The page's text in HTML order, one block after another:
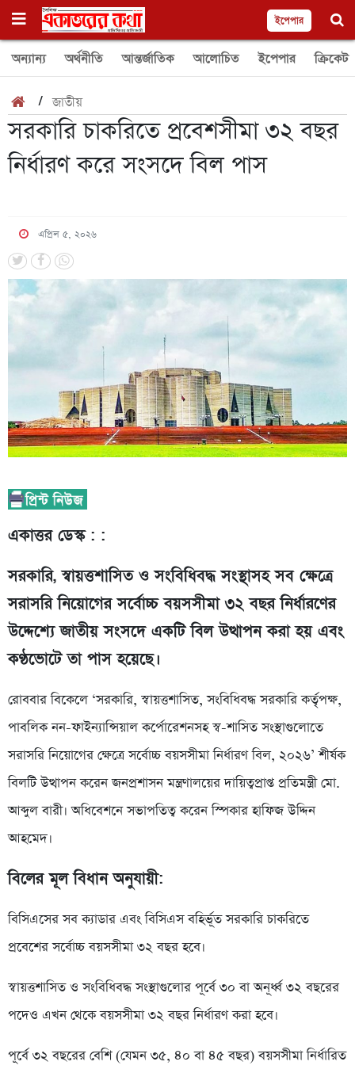
ইপেপার
অন্যান্য অর্থনীতি আন্তর্জাতিক আলোচিত ইপেপার ক্রিকেট
/জাতীয়
সরকারি চাকরিতে প্রবেশসীমা ৩২ বছর
নির্ধারণ করে সংসদে বিল পাস
এপ্রিল ৫, ২০২৬
একাত্তর ডেস্ক : :
সরকারি, স্বায়ত্তশাসিত ও সংবিধিবদ্ধ সংস্থাসহ সব ক্ষেত্রে
সরাসরি নিয়োগের সর্বোচ্চ বয়সসীমা ৩২ বছর নির্ধারণের
উদ্দেশ্যে জাতীয় সংসদে একটি বিল উত্থাপন করা হয় এবং
কণ্ঠভোটে তা পাস হয়েছে।
রোববার বিকেলে ‘সরকারি, স্বায়ত্তশাসিত, সংবিধিবদ্ধ সরকারি কর্তৃপক্ষ,
পাবলিক নন-ফাইন্যান্সিয়াল কর্পোরেশনসহ স্ব-শাসিত সংস্থাগুলোতে
সরাসরি নিয়োগের ক্ষেত্রে সর্বোচ্চ বয়সসীমা নির্ধারণ বিল, ২০২৬’ শীর্ষক
বিলটি উত্থাপন করেন জনপ্রশাসন মন্ত্রণালয়ের দায়িত্বপ্রাপ্ত প্রতিমন্ত্রী মো.
আব্দুল বারী। অধিবেশনে সভাপতিত্ব করেন স্পিকার হাফিজ উদ্দিন
আহমেদ।
বিলের মূল বিধান অনুযায়ী:
বিসিএসের সব ক্যাডার এবং বিসিএস বহির্ভূত সরকারি চাকরিতে
প্রবেশের সর্বোচ্চ বয়সসীমা ৩২ বছর হবে।
স্বায়ত্তশাসিত ও সংবিধিবদ্ধ সংস্থাগুলোর পূর্বে ৩০ বা অনূর্ধ্ব ৩২ বছরের
পদেও এখন থেকে বয়সসীমা ৩২ বছর নির্ধারণ করা হবে।
পূর্বে ৩২ বছরের বেশি (যেমন ৩৫, ৪০ বা ৪৫ বছর) বয়সসীমা নির্ধারিত